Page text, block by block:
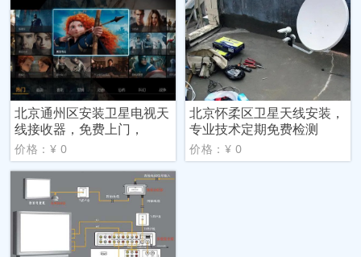
北京通州区安装卫星电视天
线接收器，免费上门，
价格：¥ 0
北京怀柔区卫星天线安装，
专业技术定期免费检测
价格：¥ 0